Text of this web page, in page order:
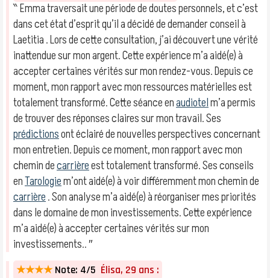
‶ Emma traversait une période de doutes personnels, et c’est
dans cet état d’esprit qu’il a décidé de demander conseil à
Laetitia . Lors de cette consultation, j’ai découvert une vérité
inattendue sur mon argent. Cette expérience m’a aidé(e) à
accepter certaines vérités sur mon rendez-vous. Depuis ce
moment, mon rapport avec mon ressources matérielles est
totalement transformé. Cette séance enaudiotelm’a permis
de trouver des réponses claires sur mon travail. Ses
prédictionsont éclairé de nouvelles perspectives concernant
mon entretien. Depuis ce moment, mon rapport avec mon
chemin decarrièreest totalement transformé. Ses conseils
enTarologiem’ont aidé(e) à voir différemment mon chemin de
carrière. Son analyse m’a aidé(e) à réorganiser mes priorités
dans le domaine de mon investissements. Cette expérience
m’a aidé(e) à accepter certaines vérités sur mon
investissements.. ″
★★★★ Note: 4/5 Élisa, 29 ans :